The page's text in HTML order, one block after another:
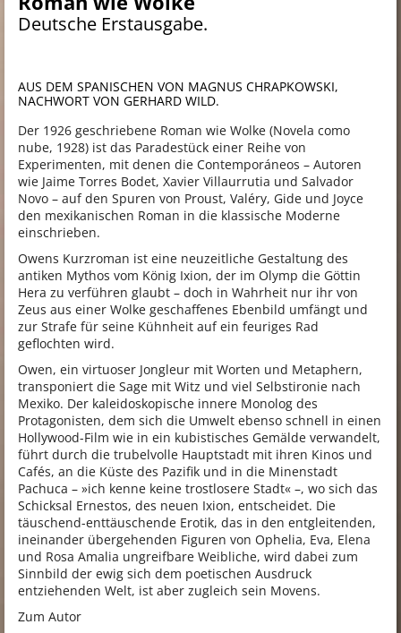
Deutsche Erstausgabe.
AUS DEM SPANISCHEN VON MAGNUS CHRAPKOWSKI,
NACHWORT VON GERHARD WILD.
Der 1926 geschriebene Roman wie Wolke (Novela como
nube, 1928) ist das Paradestück einer Reihe von
Experimenten, mit denen die Contemporáneos – Autoren
wie Jaime Torres Bodet, Xavier Villaurrutia und Salvador
Novo – auf den Spuren von Proust, Valéry, Gide und Joyce
den mexikanischen Roman in die klassische Moderne
einschrieben.
Owens Kurzroman ist eine neuzeitliche Gestaltung des
antiken Mythos vom König Ixion, der im Olymp die Göttin
Hera zu verführen glaubt – doch in Wahrheit nur ihr von
Zeus aus einer Wolke geschaffenes Ebenbild umfängt und
zur Strafe für seine Kühnheit auf ein feuriges Rad
geflochten wird.
Owen, ein virtuoser Jongleur mit Worten und Metaphern,
transponiert die Sage mit Witz und viel Selbstironie nach
Mexiko. Der kaleidoskopische innere Monolog des
Protagonisten, dem sich die Umwelt ebenso schnell in einen
Hollywood-Film wie in ein kubistisches Gemälde verwandelt,
führt durch die trubelvolle Hauptstadt mit ihren Kinos und
Cafés, an die Küste des Pazifik und in die Minenstadt
Pachuca – »ich kenne keine trostlosere Stadt« –, wo sich das
Schicksal Ernestos, des neuen Ixion, entscheidet. Die
täuschend-enttäuschende Erotik, das in den entgleitenden,
ineinander übergehenden Figuren von Ophelia, Eva, Elena
und Rosa Amalia ungreifbare Weibliche, wird dabei zum
Sinnbild der ewig sich dem poetischen Ausdruck
entziehenden Welt, ist aber zugleich sein Movens.
Zum Autor